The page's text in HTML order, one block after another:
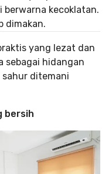
berwarna kecoklatan.
dimakan.
yang lezat dan
sebagai hidangan
ditemani
bersih